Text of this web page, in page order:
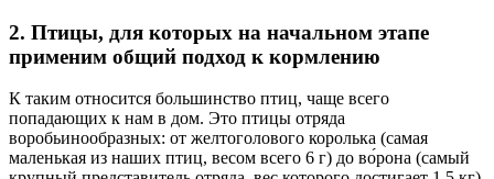
2. Птицы, для которых на начальном этапе
применим общий подход к кормлению
К таким относится большинство птиц, чаще всего
попадающих к нам в дом. Это птицы отряда
воробьинообразных: от желтоголового королька (самая
маленькая из наших птиц, весом всего 6 г) до во́рона (самый